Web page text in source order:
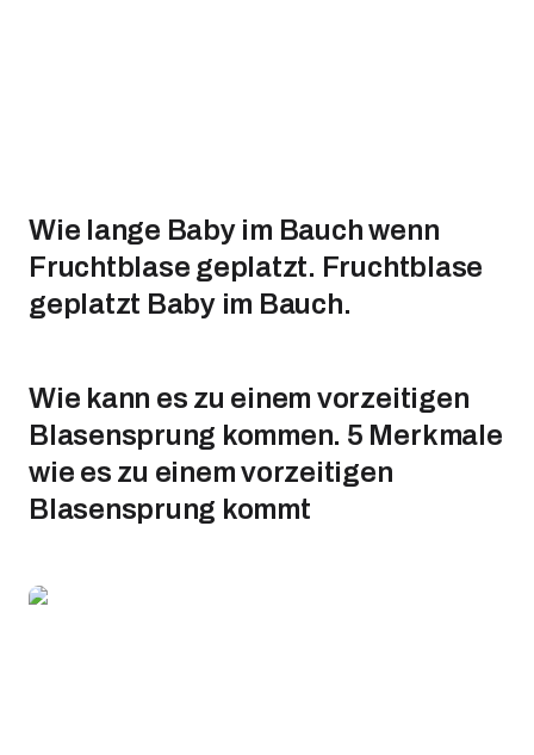
Wie lange Baby im Bauch wenn
Fruchtblase geplatzt. Fruchtblase
geplatzt Baby im Bauch.
Wie kann es zu einem vorzeitigen
Blasensprung kommen. 5 Merkmale
wie es zu einem vorzeitigen
Blasensprung kommt